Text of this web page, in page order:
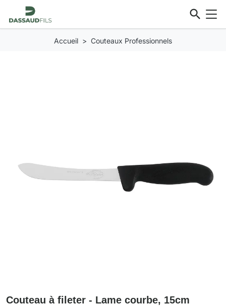
search
Accueil Couteaux Professionnels
Couteau à fileter - Lame courbe, 15cm